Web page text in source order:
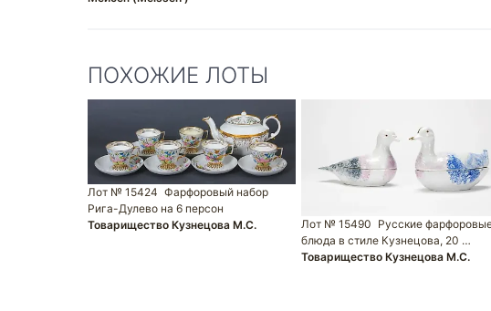
ПОХОЖИЕ ЛОТЫ
Лот № 15424 Фарфоровый набор
Рига-Дулево на 6 персон
Товарищество Кузнецова М.С.
Лот № 15490 Русские
блюда в стиле Кузнецова, 20 …
Товарищество Кузнецова М.С.